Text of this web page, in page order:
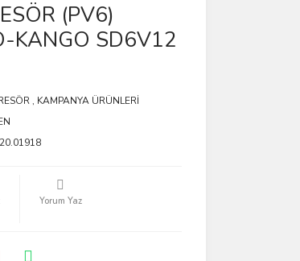
(PV6)
KANGO SD6V12
, KAMPANYA ÜRÜNLERİ
Yorum Yaz